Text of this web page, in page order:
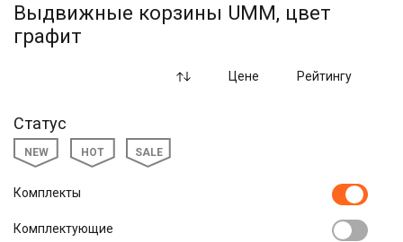
Выдвижные корзины UMM, цвет
графит
Цене Рейтингу
Статус
NEW HOT SALE
Комплекты
Комплектующие